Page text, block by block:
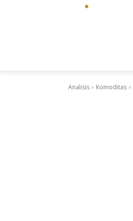
Analisis Komoditas